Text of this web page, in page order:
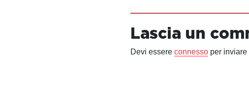
Lascia un
Devi essere connessoper inviare